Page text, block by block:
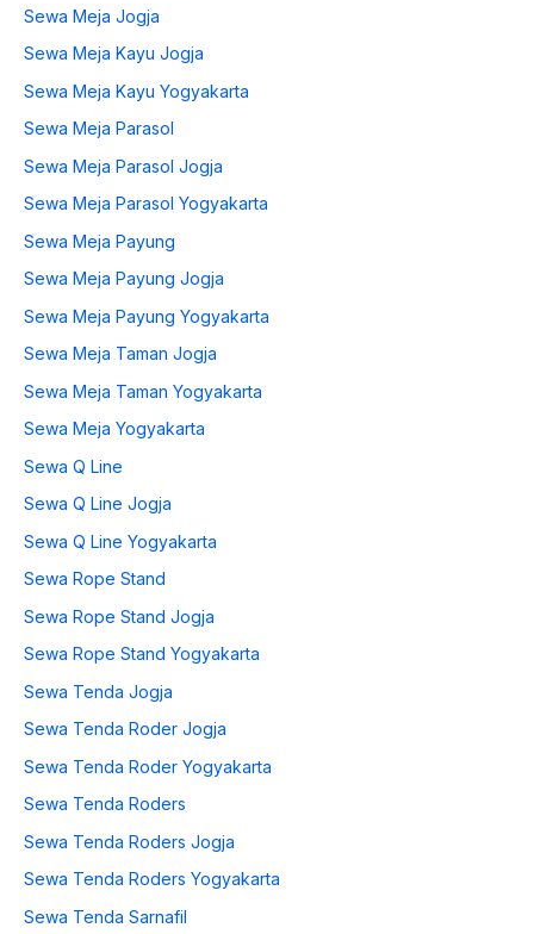
Sewa Meja Jogja
Sewa Meja Kayu Jogja
Sewa Meja Kayu Yogyakarta
Sewa Meja Parasol
Sewa Meja Parasol Jogja
Sewa Meja Parasol Yogyakarta
Sewa Meja Payung
Sewa Meja Payung Jogja
Sewa Meja Payung Yogyakarta
Sewa Meja Taman Jogja
Sewa Meja Taman Yogyakarta
Sewa Meja Yogyakarta
Sewa Q Line
Sewa Q Line Jogja
Sewa Q Line Yogyakarta
Sewa Rope Stand
Sewa Rope Stand Jogja
Sewa Rope Stand Yogyakarta
Sewa Tenda Jogja
Sewa Tenda Roder Jogja
Sewa Tenda Roder Yogyakarta
Sewa Tenda Roders
Sewa Tenda Roders Jogja
Sewa Tenda Roders Yogyakarta
Sewa Tenda Sarnafil